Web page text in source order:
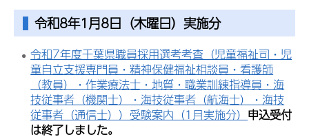
令和8年1月8日（木曜日）実施分
令和7年度千葉県職員採用選考考査（児童福祉司・児
童自立支援専門員・精神保健福祉相談員・看護師
（教員）・作業療法士・地質・職業訓練指導員・海
技従事者（機関士）・海技従事者（航海士）・海技
従事者（通信士））受験案内（1月実施分） 申込受付
は終了しました。